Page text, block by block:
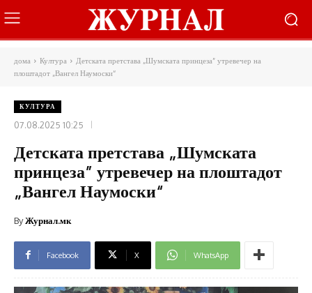
дома Култура
Детската претстава „Шумската принцеза” утревечер на
плоштадот „Вангел Наумоски“
КУЛТУРА
07.08.2025 10:25
Детската претстава „Шумската
принцеза” утревечер на плоштадот
„Вангел Наумоски“
ByЖурнал.мк
Facebook X WhatsApp